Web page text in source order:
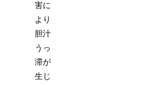
害に
より
胆汁
うっ
滞が
生じ